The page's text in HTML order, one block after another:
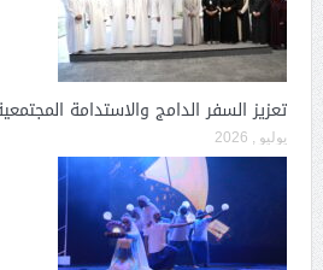
تعزيز السفر الدامج والاستدامة
يوليو , 2026